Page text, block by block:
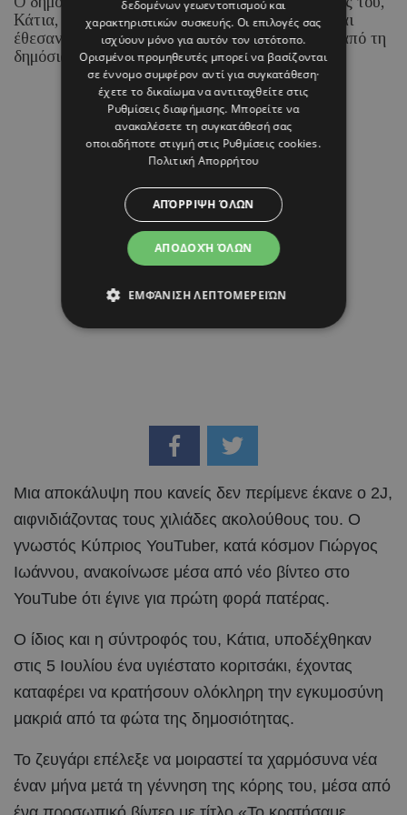
Κάτια, υποδέχθηκαν ένα υγιέστατο κοριτσάκι και
έθεσαν από την πρώτη στιγμή σαφή όρια γύρω από τη
δημόσια έκθεσή του.
06 ΑΥΓΟΥΣΤΟΥ 26 - 11:41
Μαρία Καραμάνου
Μια αποκάλυψη που κανείς δεν περίμενε έκανε ο 2J,
αιφνιδιάζοντας τους χιλιάδες ακολούθους του. Ο
γνωστός Κύπριος YouTuber, κατά κόσμον Γιώργος
Ιωάννου, ανακοίνωσε μέσα από νέο βίντεο στο
YouTube ότι έγινε για πρώτη φορά πατέρας.
Ο ίδιος και η σύντροφός του, Κάτια, υποδέχθηκαν
στις 5 Ιουλίου ένα υγιέστατο κοριτσάκι, έχοντας
καταφέρει να κρατήσουν ολόκληρη την εγκυμοσύνη
μακριά από τα φώτα της δημοσιότητας.
Το ζευγάρι επέλεξε να μοιραστεί τα χαρμόσυνα νέα
έναν μήνα μετά τη γέννηση της κόρης του, μέσα από
δεδομένων γεωεντοπισμού και
χαρακτηριστικών συσκευής. Οι επιλογές σας
ισχύουν μόνο για αυτόν τον ιστότοπο.
Ορισμένοι προμηθευτές μπορεί να βασίζονται
σε έννομο συμφέρον αντί για συγκατάθεση·
έχετε το δικαίωμα να αντιταχθείτε στις
Ρυθμίσεις διαφήμισης. Μπορείτε να
ανακαλέσετε τη συγκατάθεσή σας
οποιαδήποτε στιγμή στις Ρυθμίσεις cookies.
Πολιτική Απορρήτου
ΑΠΟΔΟΧΉ ΌΛΩΝ
ΑΠΌΡΡΙΨΗ ΌΛΩΝ
ΕΜΦΆΝΙΣΗ ΛΕΠΤΟΜΕΡΕΙΏΝ